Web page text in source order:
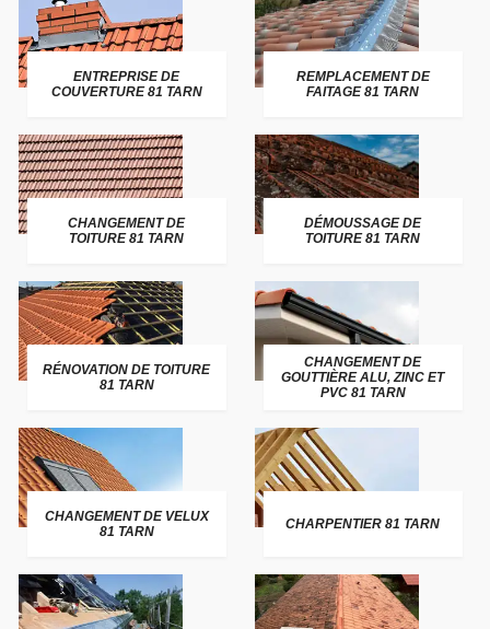
ENTREPRISE DE
COUVERTURE 81 TARN
REMPLACEMENT DE
FAITAGE 81 TARN
CHANGEMENT DE
TOITURE 81 TARN
DÉMOUSSAGE DE
TOITURE 81 TARN
RÉNOVATION DE TOITURE
81 TARN
CHANGEMENT DE
GOUTTIÈRE ALU, ZINC ET
PVC 81 TARN
CHANGEMENT DE VELUX
81 TARN
CHARPENTIER 81 TARN